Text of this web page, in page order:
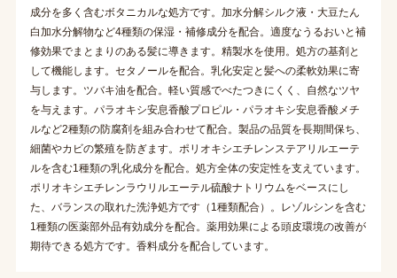
成分を多く含むボタニカルな処方です。加水分解シルク液・大豆たん
白加水分解物など4種類の保湿・補修成分を配合。適度なうるおいと補
修効果でまとまりのある髪に導きます。精製水を使用。処方の基剤と
して機能します。セタノールを配合。乳化安定と髪への柔軟効果に寄
与します。ツバキ油を配合。軽い質感でべたつきにくく、自然なツヤ
を与えます。パラオキシ安息香酸プロピル・パラオキシ安息香酸メチ
ルなど2種類の防腐剤を組み合わせて配合。製品の品質を長期間保ち、
細菌やカビの繁殖を防ぎます。ポリオキシエチレンステアリルエーテ
ルを含む1種類の乳化成分を配合。処方全体の安定性を支えています。
ポリオキシエチレンラウリルエーテル硫酸ナトリウムをベースにし
た、バランスの取れた洗浄処方です（1種類配合）。レゾルシンを含む
1種類の医薬部外品有効成分を配合。薬用効果による頭皮環境の改善が
期待できる処方です。香料成分を配合しています。